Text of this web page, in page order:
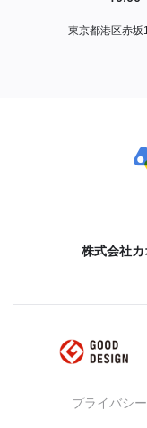
東京都港区赤
株式会社
プライバシ